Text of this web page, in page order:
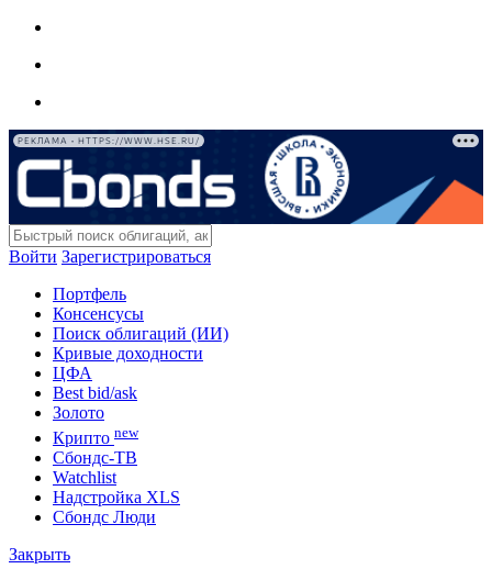
РЕКЛАМА • HTTPS://WWW.HSE.RU/
Войти Зарегистрироваться
Портфель
Консенсусы
Поиск облигаций (ИИ)
Кривые доходности
ЦФА
Best bid/ask
Золото
Крипто new
Сбондс-ТВ
Watchlist
Надстройка XLS
Сбондс Люди
Закрыть